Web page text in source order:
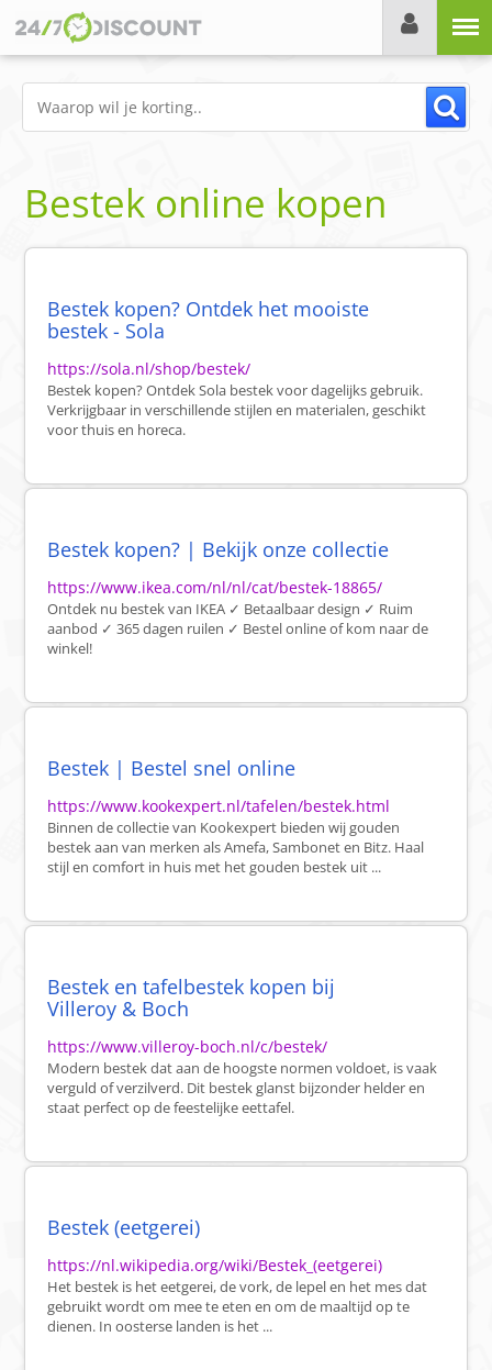
Bestek online kopen
Bestek kopen? Ontdek het mooiste
bestek - Sola
https://sola.nl/shop/bestek/
Bestek kopen? Ontdek Sola bestek voor dagelijks gebruik.
Verkrijgbaar in verschillende stijlen en materialen, geschikt
voor thuis en horeca.
Bestek kopen? | Bekijk onze collectie
https://www.ikea.com/nl/nl/cat/bestek-18865/
Ontdek nu bestek van IKEA ✓ Betaalbaar design ✓ Ruim
aanbod ✓ 365 dagen ruilen ✓ Bestel online of kom naar de
winkel!
Bestek | Bestel snel online
https://www.kookexpert.nl/tafelen/bestek.html
Binnen de collectie van Kookexpert bieden wij gouden
bestek aan van merken als Amefa, Sambonet en Bitz. Haal
stijl en comfort in huis met het gouden bestek uit ...
Bestek en tafelbestek kopen bij
Villeroy & Boch
https://www.villeroy-boch.nl/c/bestek/
Modern bestek dat aan de hoogste normen voldoet, is vaak
verguld of verzilverd. Dit bestek glanst bijzonder helder en
staat perfect op de feestelijke eettafel.
Bestek (eetgerei)
https://nl.wikipedia.org/wiki/Bestek_(eetgerei)
Het bestek is het eetgerei, de vork, de lepel en het mes dat
gebruikt wordt om mee te eten en om de maaltijd op te
dienen. In oosterse landen is het ...